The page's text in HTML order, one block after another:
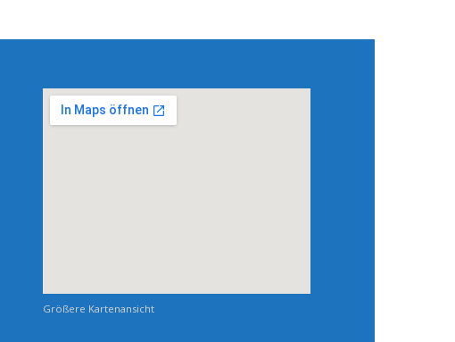
Größere Kartenansicht